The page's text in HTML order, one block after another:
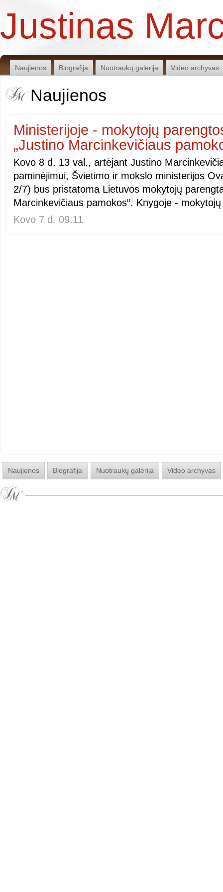
Justinas
Naujienos Biografija Nuotraukų galerija Video archyvas
Naujienos
Ministerijoje - mokytojų
„Justino Marcinkevičiaus
Kovo 8 d. 13 val., artėjant Justino
paminėjimui, Švietimo ir mokslo ministerijos
2/7) bus pristatoma Lietuvos mokytojų
Marcinkevičiaus pamokos“. Knygoje -
Kovo 7 d. 09:11
Naujienos Biografija Nuotraukų galerija Video archyvas